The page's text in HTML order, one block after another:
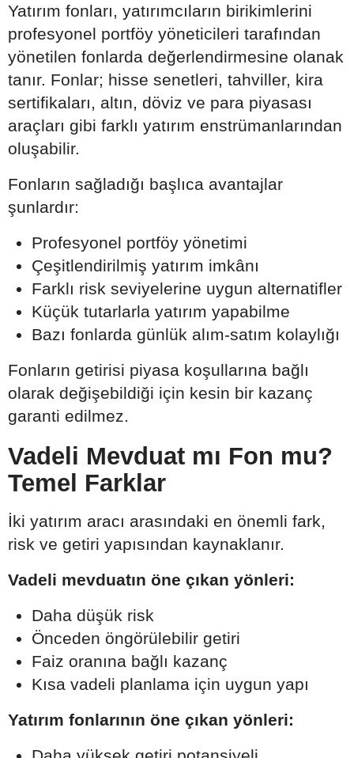
Yatırım fonları, yatırımcıların birikimlerini
profesyonel portföy yöneticileri tarafından
yönetilen fonlarda değerlendirmesine olanak
tanır. Fonlar; hisse senetleri, tahviller, kira
sertifikaları, altın, döviz ve para piyasası
araçları gibi farklı yatırım enstrümanlarından
oluşabilir.
Fonların sağladığı başlıca avantajlar
şunlardır:
Profesyonel portföy yönetimi
Çeşitlendirilmiş yatırım imkânı
Farklı risk seviyelerine uygun alternatifler
Küçük tutarlarla yatırım yapabilme
Bazı fonlarda günlük alım-satım kolaylığı
Fonların getirisi piyasa koşullarına bağlı
olarak değişebildiği için kesin bir kazanç
garanti edilmez.
Vadeli Mevduat mı Fon mu?
Temel Farklar
İki yatırım aracı arasındaki en önemli fark,
risk ve getiri yapısından kaynaklanır.
Vadeli mevduatın öne çıkan yönleri:
Daha düşük risk
Önceden öngörülebilir getiri
Faiz oranına bağlı kazanç
Kısa vadeli planlama için uygun yapı
Yatırım fonlarının öne çıkan yönleri: